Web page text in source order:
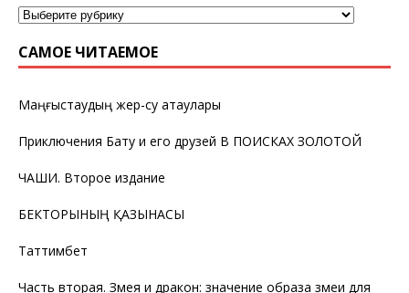
САМОЕ ЧИТАЕМОЕ
Маңғыстаудың жер-су атаулары
Приключения Бату и его друзей В ПОИСКАХ ЗОЛОТОЙ
ЧАШИ. Второе издание
БЕКТОРЫНЫҢ ҚАЗЫНАСЫ
Таттимбет
Часть вторая. Змея и дракон: значение образа змеи для